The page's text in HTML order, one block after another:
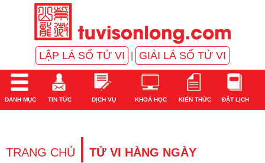
LẬP LÁ SỐ TỬ VI GIẢI LÁ SỐ TỬ VI
DANH MỤC TIN TỨC DỊCH VỤ KHOÁ HỌC KIẾN THỨC ĐẶT LỊCH
TRANG CHỦ | TỬ VI HÀNG NGÀY